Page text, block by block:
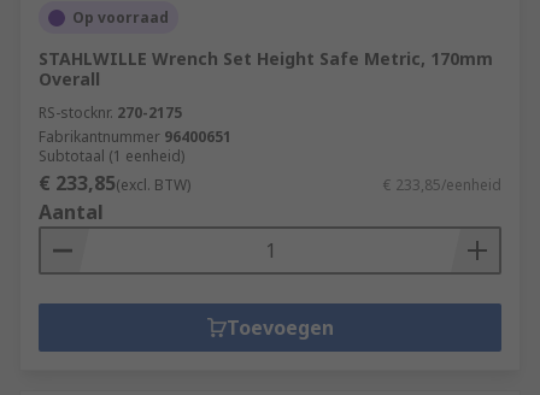
Op voorraad
STAHLWILLE Wrench Set Height Safe Metric, 170mm
Overall
RS-stocknr. 270-2175
Fabrikantnummer 96400651
Subtotaal (1 eenheid)
€ 233,85(excl. BTW) € 233,85/eenheid
Aantal
Toevoegen